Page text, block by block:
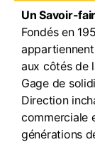
Un Savoir-
Fondés en
aux côtés de
Gage de
Direction
commerciale
générations